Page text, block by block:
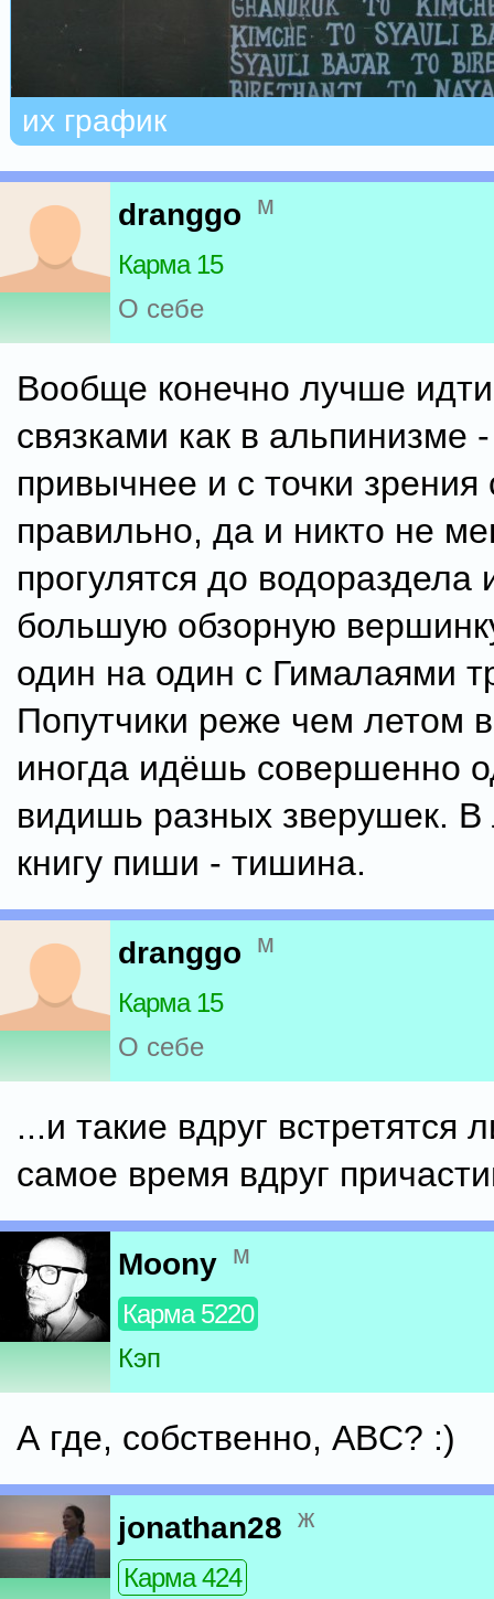
их график
dranggo м
Карма 15
О себе
Вообще конечно лучше
связками как в альпинизме
привычнее и с точки зрения
правильно, да и никто не
прогулятся до водораздела
большую обзорную
один на один с Гималаями
Попутчики реже чем летом
иногда идёшь совершенно
видишь разных зверушек. В
книгу пиши - тишина.
dranggo м
Карма 15
О себе
...и такие вдруг встретятся
самое время вдруг
Moony м
Карма 5220
Кэп
А где, собственно, ABC? :)
jonathan28 ж
Карма 424